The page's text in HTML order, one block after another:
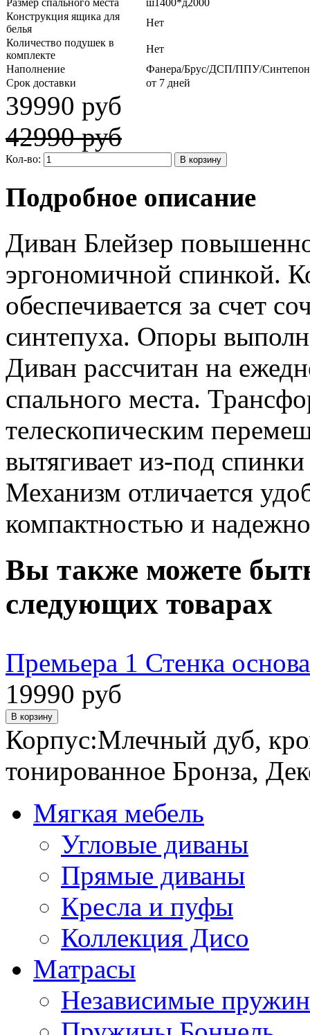
Конструкция ящика для
белья
Нет
Количество подушек в
комплекте
Нет
Наполнение
Фанера/Брус/ДСП/ППУ/
Срок доставки
от 7 дней
39990 руб
42990 руб
Кол-во:
Подробное описание
Диван Блейзер
эргономичной спинкой.
обеспечивается за счет
синтепуха. Опоры
Диван рассчитан на
спального места.
телескопическим
вытягивает из-под
Механизм отличается
компактностью и
Вы также можете
следующих товарах
Премьера 1 Стенка основа
19990 руб
Корпус:Млечный дуб,
тонированное Бронза,
Мягкая мебель
Угловые диваны
Прямые диваны
Кресла и пуфы
Коллекция Дисо
Матрасы
Независимые